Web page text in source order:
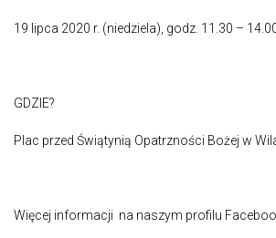
19 lipca 2020 r. (niedziela), godz. 11.30 –
GDZIE?
Plac przed Świątynią Opatrzności Bożej w
Więcej informacji na naszym profilu